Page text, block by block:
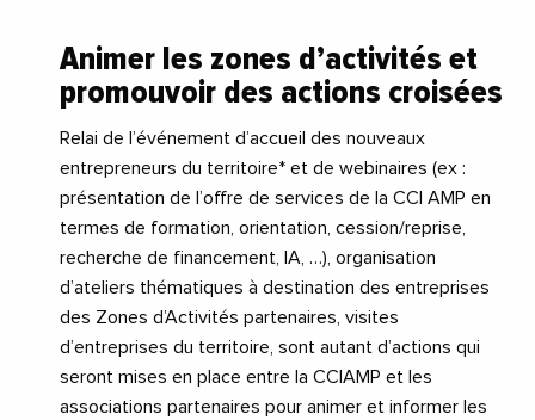
Animer les zones d’activités et
promouvoir des actions croisées
Relai de l’événement d’accueil des nouveaux
entrepreneurs du territoire* et de webinaires (ex :
présentation de l’offre de services de la CCI AMP en
termes de formation, orientation, cession/reprise,
recherche de financement, IA, …), organisation
d’ateliers thématiques à destination des entreprises
des Zones d’Activités partenaires, visites
d’entreprises du territoire, sont autant d’actions qui
seront mises en place entre la CCIAMP et les
associations partenaires pour animer et informer les